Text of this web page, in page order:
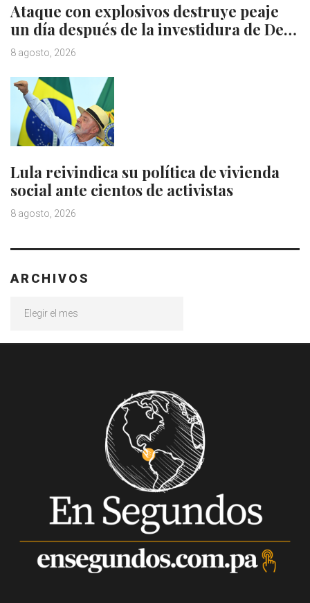
Ataque con explosivos destruye peaje
un día después de la investidura de De…
8 agosto, 2026
Lula reivindica su política de vivienda
social ante cientos de activistas
8 agosto, 2026
ARCHIVOS